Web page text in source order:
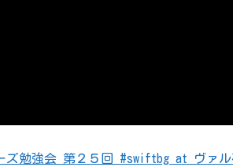
勉強会 第２５回 #swiftbg at ヴァル